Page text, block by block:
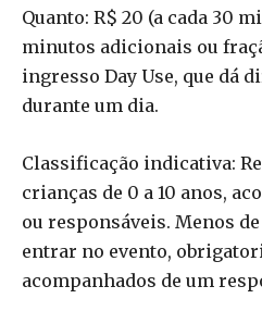
Quanto: R$ 20 (a cada 30
minutos adicionais ou
ingresso Day Use, que dá
durante um dia.
Classificação indicativa:
crianças de 0 a 10 anos,
ou responsáveis. Menos
entrar no evento,
acompanhados de um